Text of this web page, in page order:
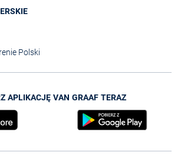
Polski
APLIKACJĘ VAN GRAAF TERAZ